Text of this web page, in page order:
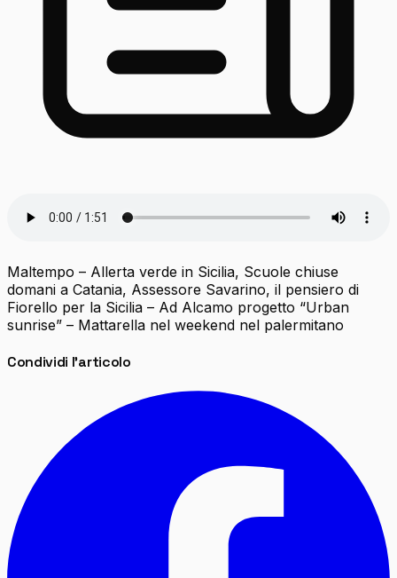
Maltempo – Allerta verde in Sicilia, Scuole chiuse
domani a Catania, Assessore Savarino, il pensiero di
Fiorello per la Sicilia – Ad Alcamo progetto “Urban
sunrise” – Mattarella nel weekend nel palermitano
Condividi l'articolo